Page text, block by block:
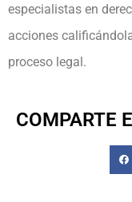
especialistas en
acciones
proceso legal.
COMPARTE